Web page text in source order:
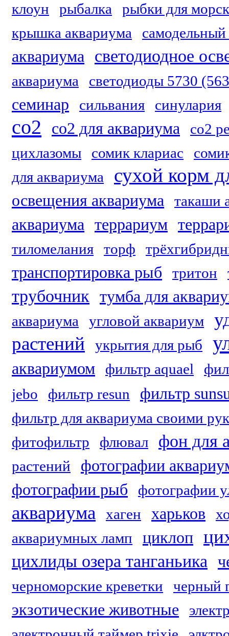
клоун
рыбалка
рыбки для
крышка аквариума
аквариума светодиодное
аквариума светодиоды 5730
семинар сильвания синулария
со2 со2 для аквариума
со2
цихлазомы
сомик клариас
для аквариума
сухой корм
освещения аквариума такаши
аквариума террариум
тиломелания торф
транспортировка рыб тритон
трубочник тумба для
аквариума угловой аквариум
растений
укрытия для рыб
аквариумом фильтр aquael
jebo
фильтр resun фильтр
фильтр для аквариума своими
фитофильтр
флювал фон для
растений
фотографии
фотографии рыб
фотографии
аквариума хаген харьков
аквариумных ламп
циклоп
цихлиды озера танганьика
черноморские креветки черный
экзотические животные